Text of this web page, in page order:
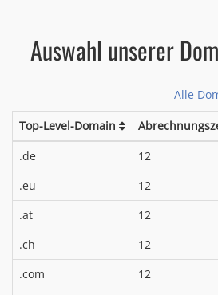
Auswahl unserer
Alle
Top-Level-Domain
.de
12
.eu 12
.at 12
.ch
12
.com
12